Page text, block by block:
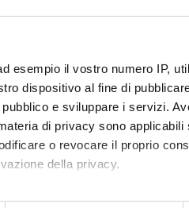
esempio il vostro numero IP,
dispositivo al fine di
e sviluppare i servizi.
di privacy sono applicabili
o revocare il proprio
della privacy.